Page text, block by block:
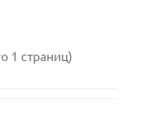
1 страниц)